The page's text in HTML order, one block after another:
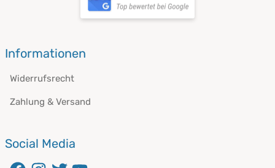
Informationen
Widerrufsrecht
Zahlung & Versand
Social Media